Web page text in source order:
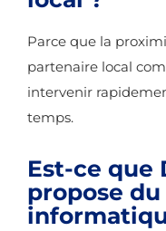
Parce que la
partenaire local
intervenir
temps.
Est-ce que
propose